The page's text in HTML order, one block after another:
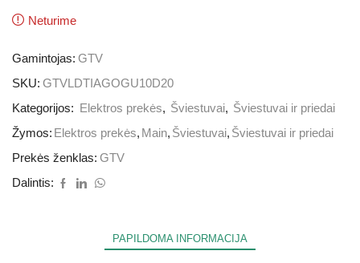
Neturime
Gamintojas: GTV
SKU: GTVLDTIAGOGU10D20
Kategorijos:
Elektros prekės, Šviestuvai, Šviestuvai ir priedai
Žymos: Elektros prekės, Main, Šviestuvai, Šviestuvai ir priedai
Prekės ženklas: GTV
Dalintis:
PAPILDOMA INFORMACIJA